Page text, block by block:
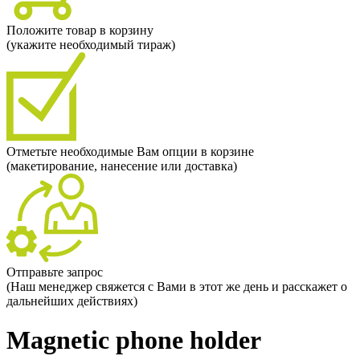
Положите товар в корзину
(укажите необходимый тираж)
Отметьте необходимые Вам опции в корзине
(макетирование, нанесение или доставка)
Отправьте запрос
(Наш менеджер свяжется с Вами в этот же день и расскажет о
дальнейших действиях)
Magnetic phone holder